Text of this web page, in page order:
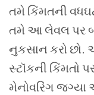
તમે કિંમતની
તમે આલેવલ પર
નુકસાન કરો છો.
સ્ટૉકની કિંમતો
મેનોવરિંગ જગ્યા